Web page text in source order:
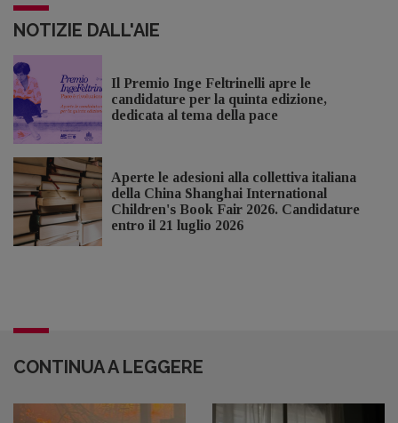
NOTIZIE DALL'AIE
Il Premio Inge Feltrinelli apre le
candidature per la quinta edizione,
dedicata al tema della pace
Aperte le adesioni alla collettiva italiana
della China Shanghai International
Children's Book Fair 2026. Candidature
entro il 21 luglio 2026
CONTINUA A LEGGERE